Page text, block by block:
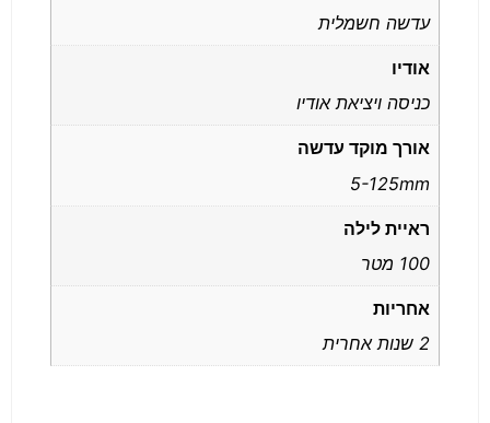
עדשה חשמלית
אודיו
כניסה ויציאת אודיו
אורך מוקד עדשה
5-125mm
ראיית לילה
100 מטר
אחריות
2 שנות אחרית